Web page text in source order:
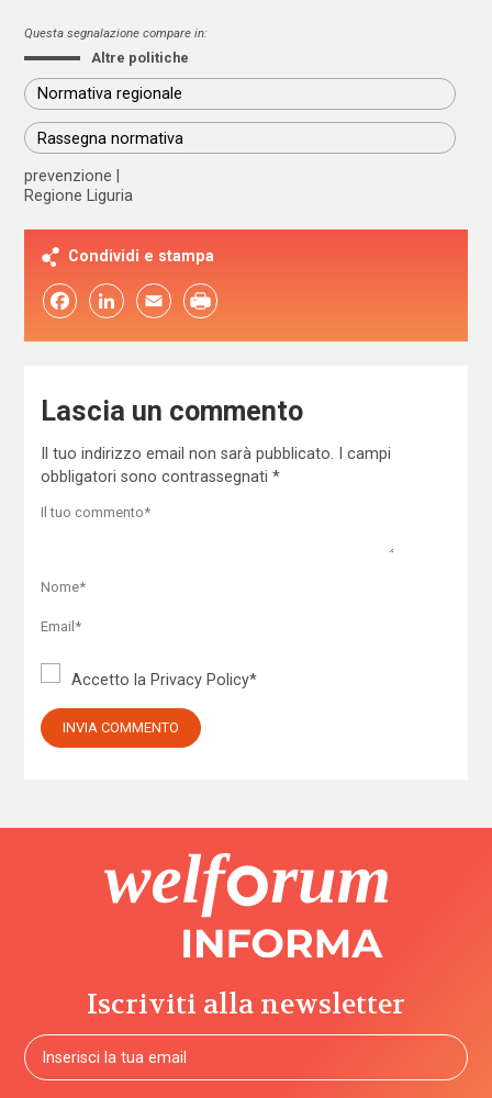
Questa segnalazione compare in:
Altre politiche
Normativa regionale
Rassegna normativa
prevenzione
Regione Liguria
Condividi e stampa
FacebookLinkedIn Email
Lascia un commento
Il tuo indirizzo email non sarà pubblicato.
I campi
obbligatori sono contrassegnati *
Accetto la Privacy Policy*
Iscriviti alla newsletter